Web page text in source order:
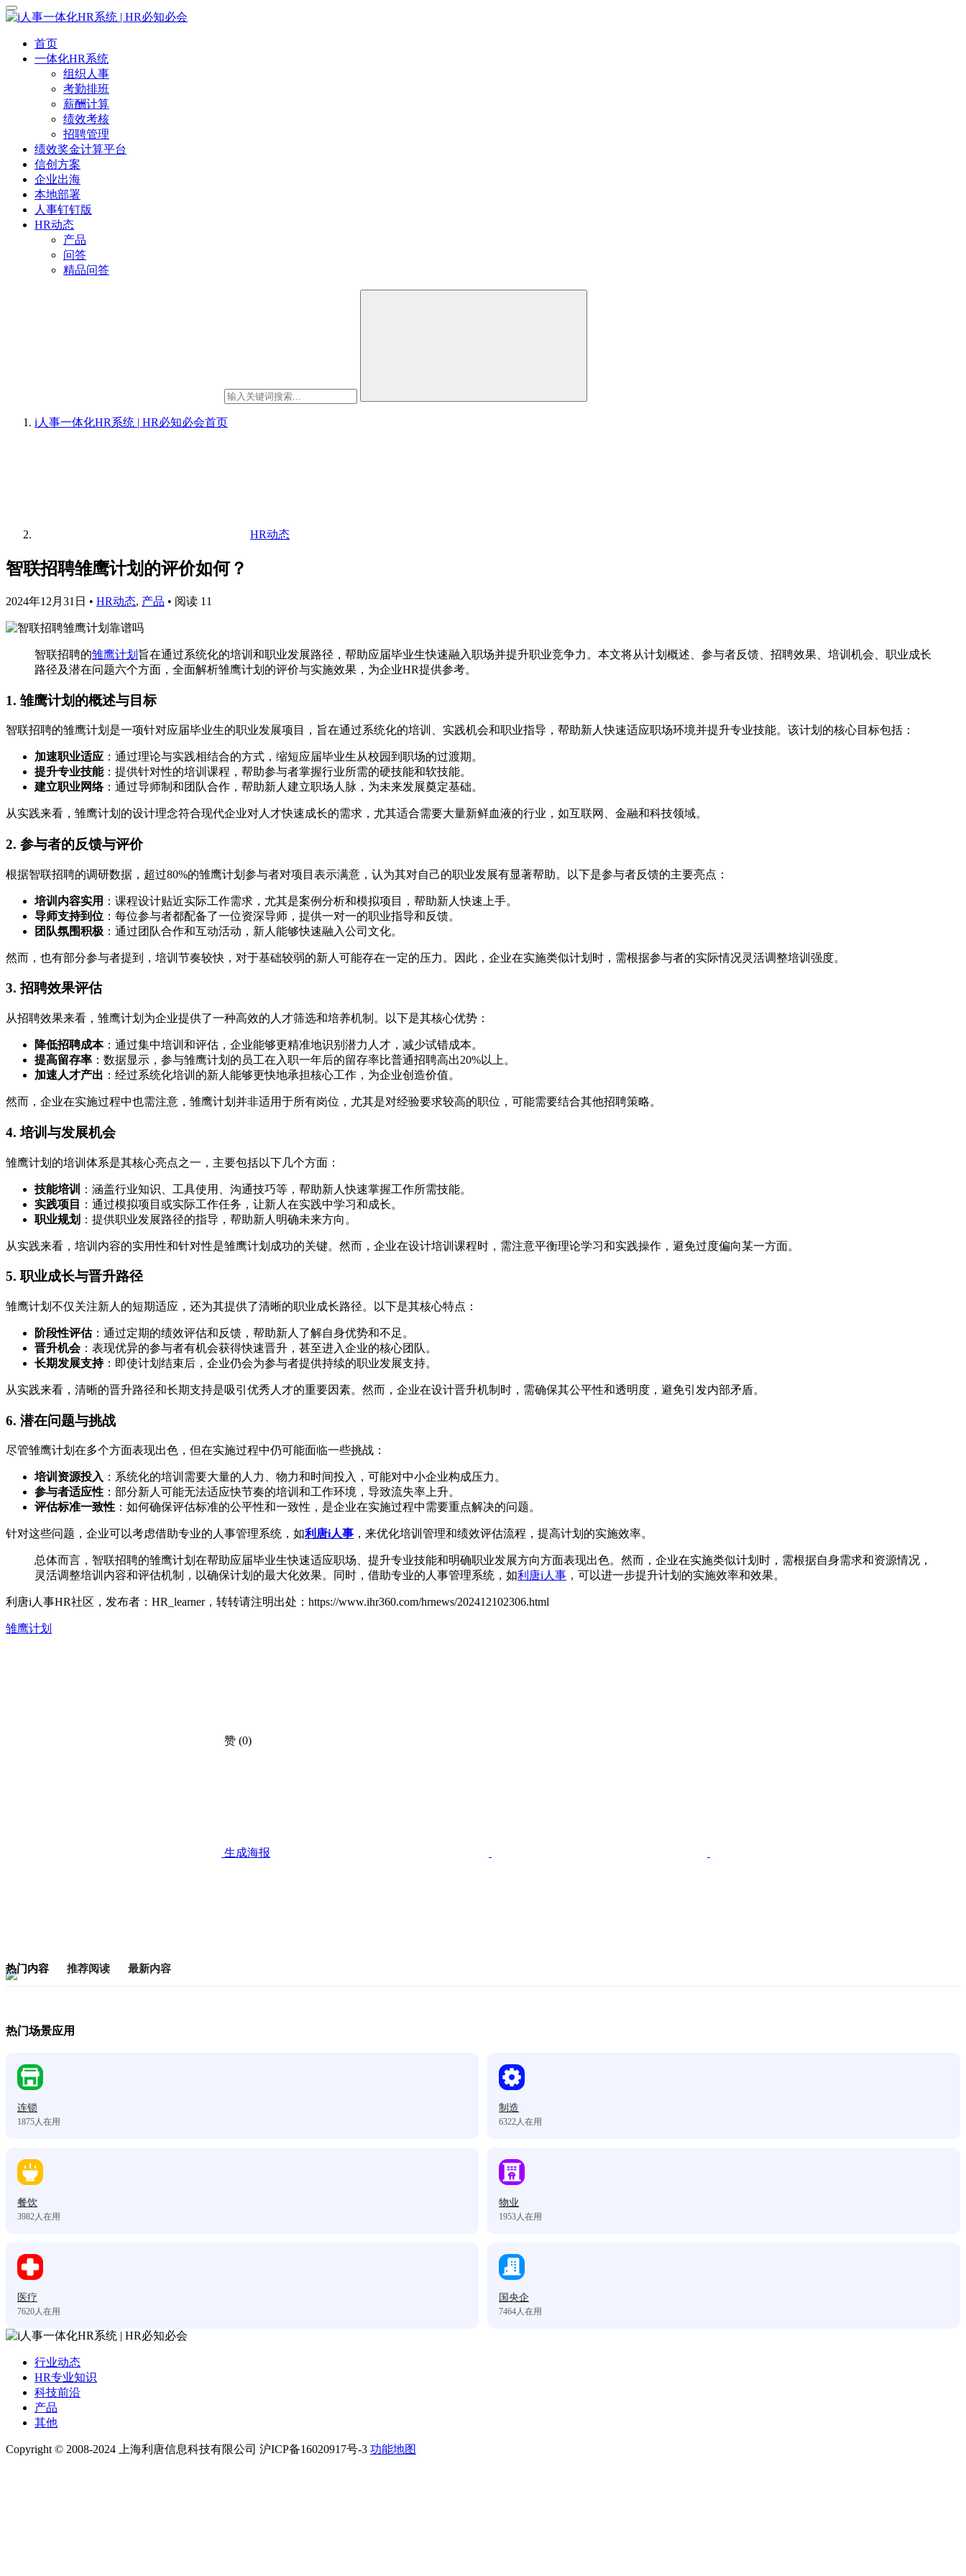
首页
一体化HR系统
组织人事
考勤排班
薪酬计算
绩效考核
招聘管理
绩效奖金计算平台
信创方案
企业出海
本地部署
人事钉钉版
HR动态
产品
问答
精品问答
i人事一体化HR系统 | HR必知必会首页
HR动态
智联招聘雏鹰计划的评价如何？
2024年12月31日 • HR动态, 产品 • 阅读 11
智联招聘的雏鹰计划 旨在通过系统化的培训和职业发展路径，帮助应届毕业生快速融入职场并提升职业竞争力。本文将从计划概述、参与者反馈、招聘效果、培训机会、职业成长
路径及潜在问题六个方面，全面解析雏鹰计划的评价与实施效果，为企业HR提供参考。
1. 雏鹰计划的概述与目标
智联招聘的雏鹰计划是一项针对应届毕业生的职业发展项目，旨在通过系统化的培训、实践机会和职业指导，帮助新人快速适应职场环境并提升专业技能。该计划的核心目标包括：
加速职业适应 ：通过理论与实践相结合的方式，缩短应届毕业生从校园到职场的过渡期。
提升专业技能：提供针对性的培训课程，帮助参与者掌握行业所需的硬技能和软技能。
建立职业网络：通过导师制和团队合作，帮助新人建立职场人脉，为未来发展奠定基础。
从实践来看，雏鹰计划的设计理念符合现代企业对人才快速成长的需求，尤其适合需要大量新鲜血液的行业，如互联网、金融和科技领域。
2. 参与者的反馈与评价
根据智联招聘的调研数据，超过80%的雏鹰计划参与者对项目表示满意，认为其对自己的职业发展有显著帮助。以下是参与者反馈的主要亮点：
培训内容实用 ：课程设计贴近实际工作需求，尤其是案例分析和模拟项目，帮助新人快速上手。
导师支持到位 ：每位参与者都配备了一位资深导师，提供一对一的职业指导和反馈。
团队氛围积极 ：通过团队合作和互动活动，新人能够快速融入公司文化。
然而，也有部分参与者提到，培训节奏较快，对于基础较弱的新人可能存在一定的压力。因此，企业在实施类似计划时，需根据参与者的实际情况灵活调整培训强度。
3. 招聘效果评估
从招聘效果来看，雏鹰计划为企业提供了一种高效的人才筛选和培养机制。以下是其核心优势：
降低招聘成本：通过集中培训和评估，企业能够更精准地识别潜力人才，减少试错成本。
提高留存率 ：数据显示，参与雏鹰计划的员工在入职一年后的留存率比普通招聘高出20%以上。
加速人才产出 ：经过系统化培训的新人能够更快地承担核心工作，为企业创造价值。
然而，企业在实施过程中也需注意，雏鹰计划并非适用于所有岗位，尤其是对经验要求较高的职位，可能需要结合其他招聘策略。
4. 培训与发展机会
雏鹰计划的培训体系是其核心亮点之一，主要包括以下几个方面：
技能培训
：涵盖行业知识、工具使用、沟通技巧等，帮助新人快速掌握工作所需技能。
实践项目
：通过模拟项目或实际工作任务，让新人在实践中学习和成长。
职业规划 ：提供职业发展路径的指导，帮助新人明确未来方向。
从实践来看，培训内容的实用性和针对性是雏鹰计划成功的关键。然而，企业在设计培训课程时，需注意平衡理论学习和实践操作，避免过度偏向某一方面。
5. 职业成长与晋升路径
雏鹰计划不仅关注新人的短期适应，还为其提供了清晰的职业成长路径。以下是其核心特点：
阶段性评估：通过定期的绩效评估和反馈，帮助新人了解自身优势和不足。
晋升机会：表现优异的参与者有机会获得快速晋升，甚至进入企业的核心团队。
长期发展支持：即使计划结束后，企业仍会为参与者提供持续的职业发展支持。
从实践来看，清晰的晋升路径和长期支持是吸引优秀人才的重要因素。然而，企业在设计晋升机制时，需确保其公平性和透明度，避免引发内部矛盾。
6. 潜在问题与挑战
尽管雏鹰计划在多个方面表现出色，但在实施过程中仍可能面临一些挑战：
培训资源投入 ：系统化的培训需要大量的人力、物力和时间投入，可能对中小企业构成压力。
参与者适应性 ：部分新人可能无法适应快节奏的培训和工作环境，导致流失率上升。
评估标准一致性 ：如何确保评估标准的公平性和一致性，是企业在实施过程中需要重点解决的问题。
针对这些问题，企业可以考虑借助专业的人事管理系统，如利唐i人事 ，来优化培训管理和绩效评估流程，提高计划的实施效率。
总体而言，智联招聘的雏鹰计划在帮助应届毕业生快速适应职场、提升专业技能和明确职业发展方向方面表现出色。然而，企业在实施类似计划时，需根据自身需求和资源情况，
灵活调整培训内容和评估机制，以确保计划的最大化效果。同时，借助专业的人事管理系统，如利唐i人事 ，可以进一步提升计划的实施效率和效果。
利唐i人事HR社区，发布者：HR_learner，转转请注明出处： https://www.ihr360.com/hrnews/202412102306.html
雏鹰计划
赞 (0)
生成海报
热门内容 推荐阅读 最新内容
热门场景应用
连锁
1875人在用
制造
6322人在用
餐饮
3982人在用
物业
1953人在用
医疗
7620人在用
国央企
7464人在用
行业动态
HR专业知识
科技前沿
产品
其他
Copyright © 2008-2024 上海利唐信息科技有限公司 沪ICP备16020917号-3 功能地图